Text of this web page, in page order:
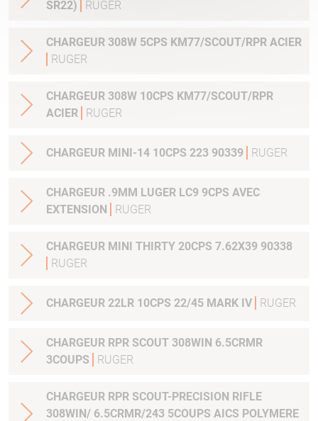
SR22)
RUGER
CHARGEUR 308W 5CPS KM77/SCOUT/RPR ACIER
RUGER
CHARGEUR 308W 10CPS KM77/SCOUT/RPR
ACIER
RUGER
CHARGEUR MINI-14 10CPS 223 90339 RUGER
CHARGEUR .9MM LUGER LC9 9CPS AVEC
EXTENSION
RUGER
CHARGEUR MINI THIRTY 20CPS 7.62X39 90338
RUGER
CHARGEUR 22LR 10CPS 22/45 MARK IV RUGER
CHARGEUR RPR SCOUT 308WIN 6.5CRMR
3COUPS
RUGER
CHARGEUR RPR SCOUT-PRECISION RIFLE
308WIN/ 6.5CRMR/243 5COUPS AICS POLYMERE